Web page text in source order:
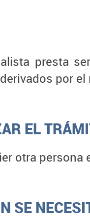
presta
por
EL
otra
SE